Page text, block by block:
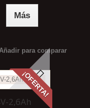
Más
para comparar
¡OFERTA!
2,6Ah